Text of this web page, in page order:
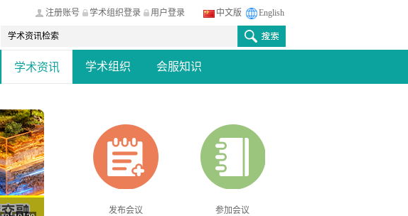
中文版 English
注册账号 学术组织登录 用户登录
学术资讯 学术组织 会服知识
发布会议 参加会议